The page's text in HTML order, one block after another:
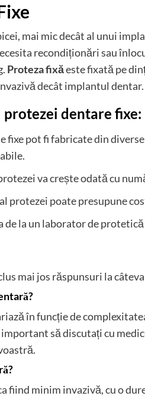
mai mic decât al unui
recondiționări sau
Proteza fixăeste fixată pe
decât implantul dentar.
dentare fixe:
fixe pot fi fabricate din
va crește odată cu
protezei poate presupune
de la un laborator de
mai jos răspunsuri la
în funcție de
să discutați cu
fiind minim invazivă, cu o